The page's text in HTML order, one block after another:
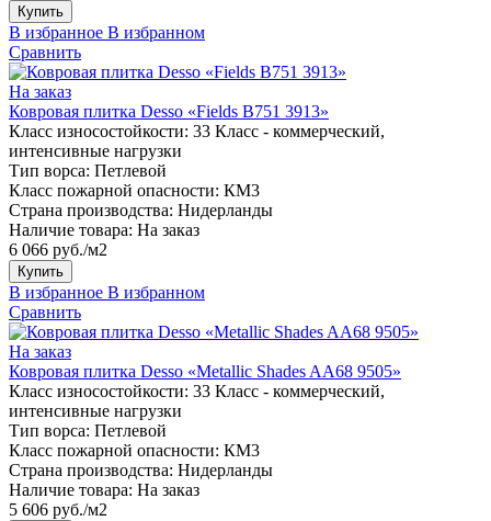
Купить
В избранное В избранном
Сравнить
На заказ
Ковровая плитка Desso «Fields B751 3913»
Класс износостойкости: 33 Класс - коммерческий,
интенсивные нагрузки
Тип ворса: Петлевой
Класс пожарной опасности: КМ3
Страна производства: Нидерланды
Наличие товара: На заказ
6 066 руб./м2
Купить
В избранное В избранном
Сравнить
На заказ
Ковровая плитка Desso «Metallic Shades AA68 9505»
Класс износостойкости: 33 Класс - коммерческий,
интенсивные нагрузки
Тип ворса: Петлевой
Класс пожарной опасности: КМ3
Страна производства: Нидерланды
Наличие товара: На заказ
5 606 руб./м2